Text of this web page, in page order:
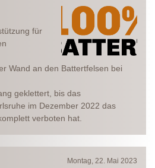
für
Wand an den Battertfelsen bei
geklettert, bis das
im Dezember 2022 das
verboten hat.
Montag, 22. Mai 2023